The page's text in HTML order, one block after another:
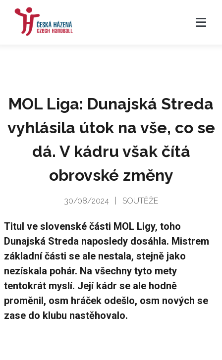
MOL Liga: Dunajská Streda
vyhlásila útok na vše, co se
dá. V kádru však čítá
obrovské změny
30/08/2024 SOUTĚŽE
Titul ve slovenské části MOL Ligy, toho
Dunajská Streda naposledy dosáhla. Mistrem
základní části se ale nestala, stejně jako
nezískala pohár. Na všechny tyto mety
tentokrát myslí. Její kádr se ale hodně
proměnil, osm hráček odešlo, osm nových se
zase do klubu nastěhovalo.